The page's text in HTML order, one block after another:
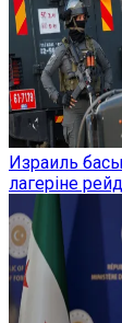
Израиль
лагеріне